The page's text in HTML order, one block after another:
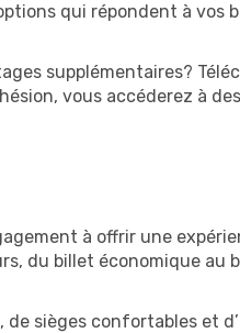
qui répondent à vos
supplémentaires?
vous accéderez à des
à offrir une
du billet économique au
sièges confortables et